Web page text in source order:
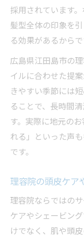
採用されています
髪型全体の印象を
る効果があるからで
広島県江田島市の
イルに合わせた提
きやすい季節には
ることで、長時間
す。実際に地元の
れる」といった声
です。
理容院の頭皮ケア
理容院ならではの
ケアやシェービン
けでなく、肌や頭